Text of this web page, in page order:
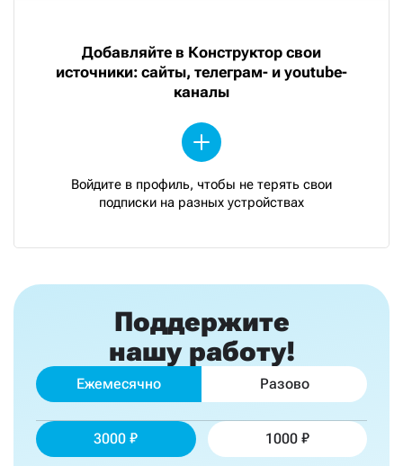
Добавляйте в Конструктор свои
источники: сайты, телеграм- и youtube-
каналы
Войдите в профиль, чтобы не терять свои
подписки на разных устройствах
Поддержите
нашу работу!
Ежемесячно Разово
3000 1000